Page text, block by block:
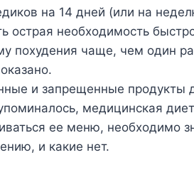
на 14 дней (или на
острая необходимость
похудения чаще, чем один
и запрещенные продукты
медицинская
ее меню, необходимо
и какие нет.